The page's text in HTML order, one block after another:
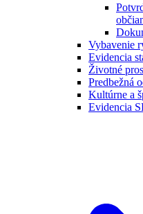
Vybavenie
Evidencia
Životné
Predbežná
Kultúrne a
Evidencia